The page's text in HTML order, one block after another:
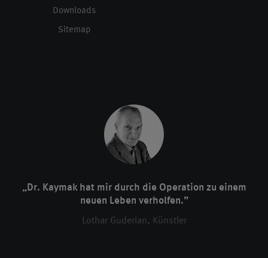
Downloads
Sitemap
„Dr. Kaymak hat mir durch die Operation zu einem
neuen Leben verholfen.”
Lothar Guderian, Künstler